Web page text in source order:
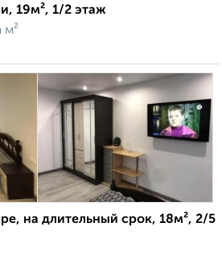
19м², 1/2 этаж
м²
на длительный срок, 18м², 2/5